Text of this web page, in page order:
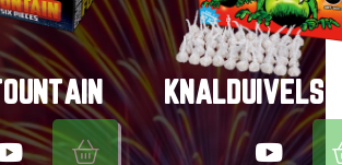
KNALDUIVELS